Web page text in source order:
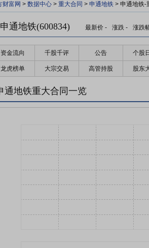
财富网 > 数据中心 > 重大合同 > 申通地铁 > 申通地铁-
申通地铁(600834) 最新价 - 涨跌 - 涨跌
资金流向 千股千评 公告 个股
龙虎榜单 大宗交易 高管持股 股东
通地铁重大合同一览